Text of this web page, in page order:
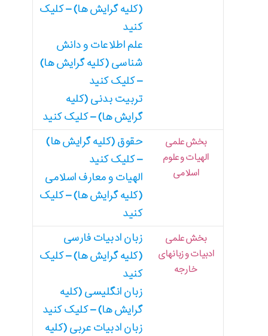
(کلیه گرایش ها) – کلیک
کنید
علم اطلاعات و دانش
شناسی (کلیه گرایش ها)
– کلیک کنید
تربیت بدنی (کلیه
گرایش ها) – کلیک کنید
بخش علمی
الهیات و علوم
اسلامی
حقوق (کلیه گرایش ها)
– کلیک کنید
الهیات و معارف اسلامی
(کلیه گرایش ها) – کلیک
کنید
بخش علمی
ادبیات و زبانهای
خارجه
زبان ادبیات فارسی
(کلیه گرایش ها) – کلیک
کنید
زبان انگلیسی (کلیه
گرایش ها) – کلیک کنید
زبان ادبیات عربی (کلیه